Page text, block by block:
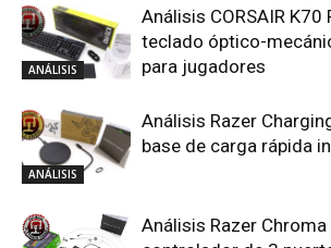
ANÁLISIS
Análisis CORSAIR K70
teclado óptico-
para jugadores
ANÁLISIS
Análisis Razer
base de carga rápida
Análisis Razer